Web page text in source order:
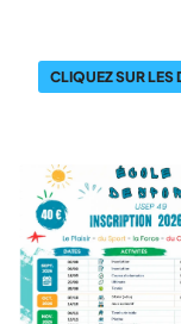
CLIQUEZ SUR LES